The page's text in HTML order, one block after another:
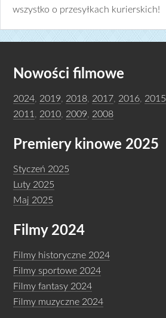
wszystko o przesyłkach kurierskich!
Nowości filmowe
2024 2019 2018 2017 2016 2015
2011
2010 2009 2008
Premiery kinowe 2025
Styczeń 2025
Luty 2025
Maj 2025
Filmy 2024
Filmy historyczne 2024
Filmy sportowe 2024
Filmy fantasy 2024
Filmy muzyczne 2024